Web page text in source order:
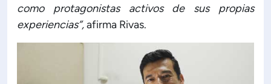
como protagonistas activos de sus propias
experiencias”,afirma Rivas.